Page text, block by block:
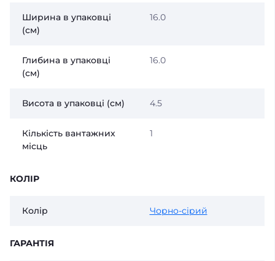
Ширина в упаковці
(см)
16.0
Глибина в упаковці
(см)
16.0
Висота в упаковці (см) 4.5
Кількість вантажних
місць
1
КОЛІР
Колір Чорно-сірий
ГАРАНТІЯ